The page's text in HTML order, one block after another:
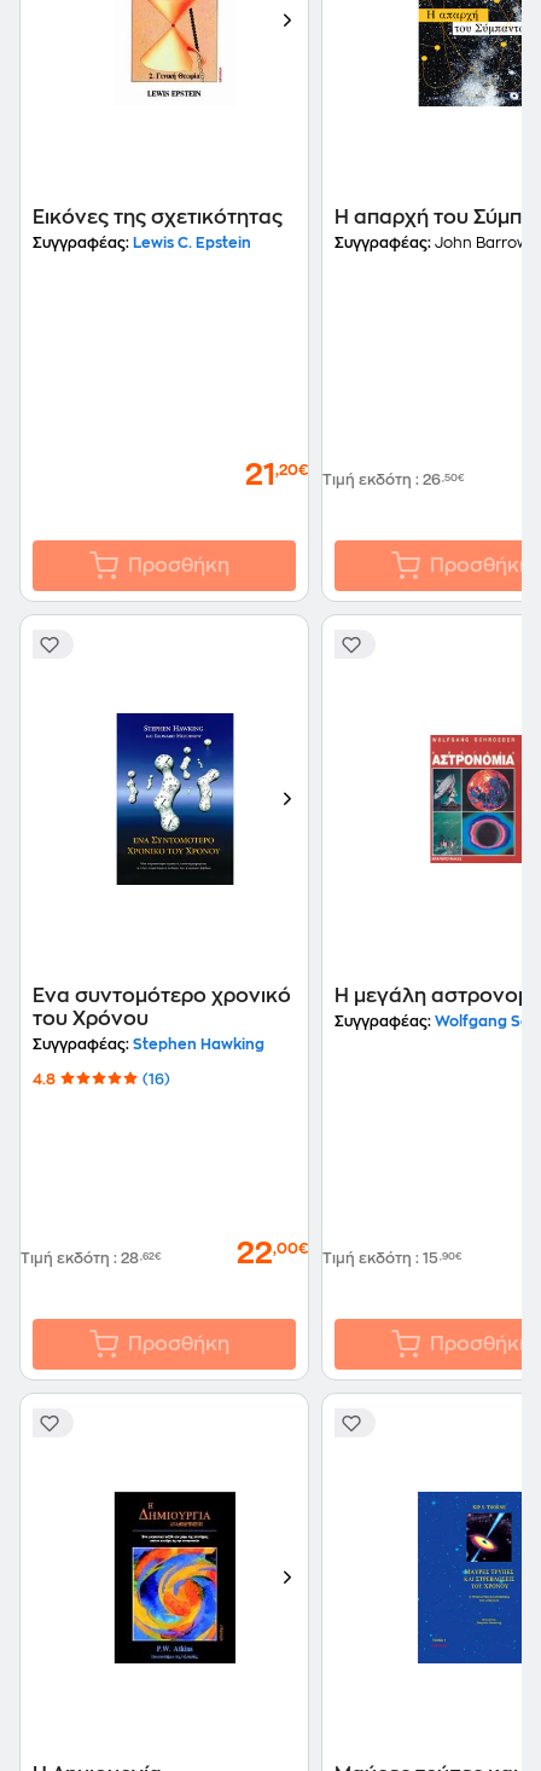
Εικόνες της σχετικότητας
Συγγραφέας: Lewis C. Epstein
21 ,20€
Προσθήκη
Η απαρχή του
Συγγραφέας: John Barrow
Τιμή εκδότη : 26,50€
Προσθήκη
Ένα συντομότερο χρονικό
του Χρόνου
Συγγραφέας: Stephen Hawking
4.8 (16)
Τιμή εκδότη : 28,62€ 22,00€
Προσθήκη
Η μεγάλη
Συγγραφέας: Wolfgang
Τιμή εκδότη : 15,90€
Προσθήκη